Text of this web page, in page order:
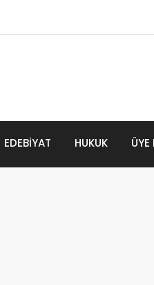
EDEBIYAT HUKUK ÜYE